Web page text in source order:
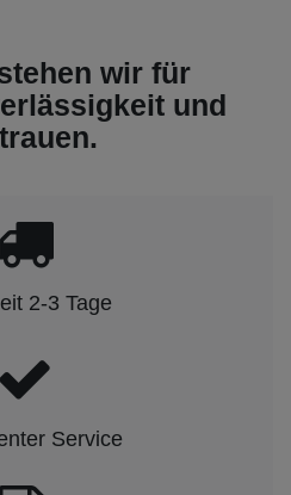
wir für
und
2-3 Tage
Service